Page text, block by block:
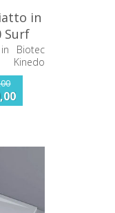
in
Surf
Biotec